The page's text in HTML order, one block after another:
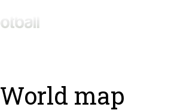
World map